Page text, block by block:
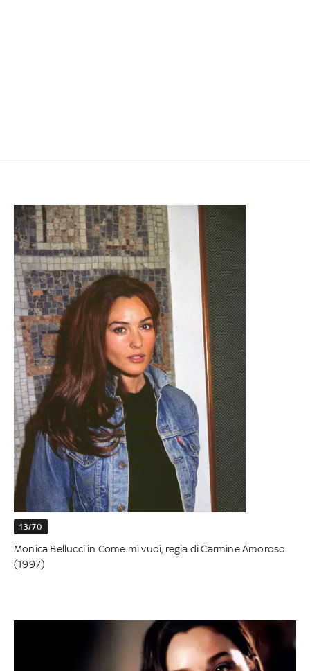
13/70
Monica Bellucci in Come mi vuoi, regia di Carmine Amoroso
(1997)